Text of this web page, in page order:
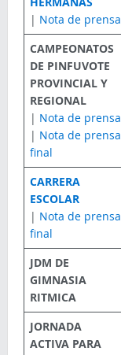
| Nota de prensa
CAMPEONATOS
DE PINFUVOTE
PROVINCIAL Y
REGIONAL
| Nota de prensa
| Nota de prensa
final
CARRERA
ESCOLAR
| Nota de prensa
final
JDM DE
GIMNASIA
RITMICA
JORNADA
ACTIVA PARA